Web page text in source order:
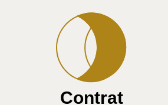
Contrat